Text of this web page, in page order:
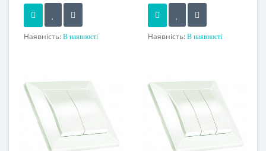
Наявність: В наявності
E27
Розмір, мм
252x174x100
Напруга живлення
Наявність: В наявності
230 V